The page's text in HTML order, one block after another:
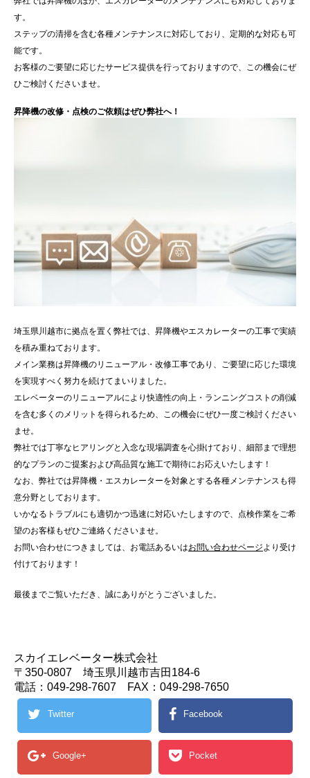
す。
ステップの清掃を含む各種メンテナンスに対応しており、定期的な対応も可
能です。
お客様のご要望に応じたサービス提供を行っておりますので、この機会にぜ
ひご検討くださいませ。
昇降機の改修・点検のご依頼はぜひ弊社へ！
埼玉県川越市に拠点を置く弊社では、昇降機やエスカレーターの工事で実績
を積み重ねております。
メイン業務は昇降機のリニューアル・改修工事であり、ご要望に応じた環境
を実現すべく努力を続けてまいりました。
エレベーターのリニューアルにより快適性の向上・ランニングコストの削減
を含む多くのメリットを得られるため、この機会にぜひ一度ご検討ください
ませ。
弊社では丁寧なヒアリングと入念な現場調査を心掛けており、細部まで理想
的なプランのご提案および高品質な施工で期待にお応えいたします！
なお、弊社では昇降機・エスカレーターを対象とする各種メンテナンスも得
意分野としております。
いかなるトラブルにも適切かつ迅速に対応いたしますので、点検作業をご希
望のお客様もぜひご連絡くださいませ。
お問い合わせにつきましては、お電話あるいはお問い合わせページ より受け
付けております！
最後までご覧いただき、誠にありがとうございました。
スカイエレベーター株式会社
〒350-0807 埼玉県川越市吉田184-6
電話：049-298-7607 FAX：049-298-7650
Twitter Facebook
Google+ Pocket